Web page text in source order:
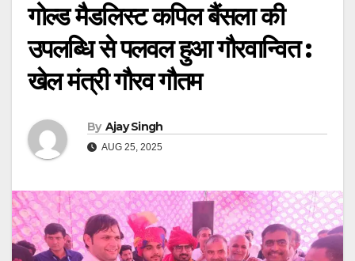
गोल्ड मैडलिस्ट कपिल बैंसला की
उपलब्धि से पलवल हुआ गौरवान्वित :
खेल मंत्री गौरव गौतम
By Ajay Singh
AUG 25, 2025